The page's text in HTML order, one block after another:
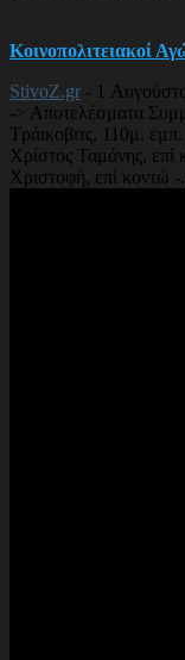
Κοινοπολιτειακοί
StivoZ.gr - 1
-> Αποτελέσματα
Τράικοβιτς, 110μ.
Χρίστος Ταμάνης,
Χριστοφή, επί κοντώ -...